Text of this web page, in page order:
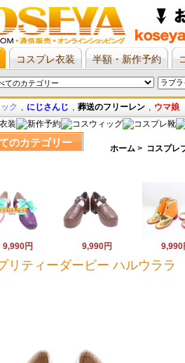
コスプレ衣装 半額・新作予約
ク , にじさんじ , 葬送のフリーレン , ウマ娘
のカテゴリー ホーム > コスプレ
9,990円 9,990円 9,990
リティーダービー ハルウラ